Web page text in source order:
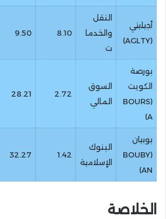
أجيليتي
(AGLTY)
النقل
والخدما
ت
8.10
9.50
بورصة
الكويت
(BOURS
A)
السوق
المالي
2.72
28.21
بوبيان
(BOUBY
AN)
البنوك
الإسلامية
1.42
32.27
الخلاصة